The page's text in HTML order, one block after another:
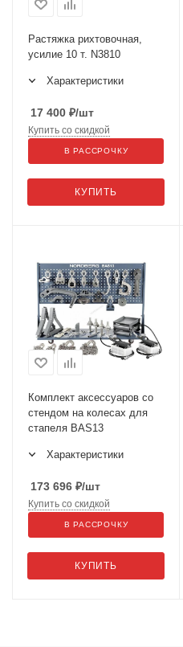
Растяжка рихтовочная,
усилие 10 т. N3810
Характеристики
17 400 ₽/шт
КУПИТЬ
Купить со скидкой
В РАССРОЧКУ
Комплект аксессуаров со
стендом на колесах для
стапеля BAS13
Характеристики
173 696 ₽/шт
КУПИТЬ
Купить со скидкой
В РАССРОЧКУ